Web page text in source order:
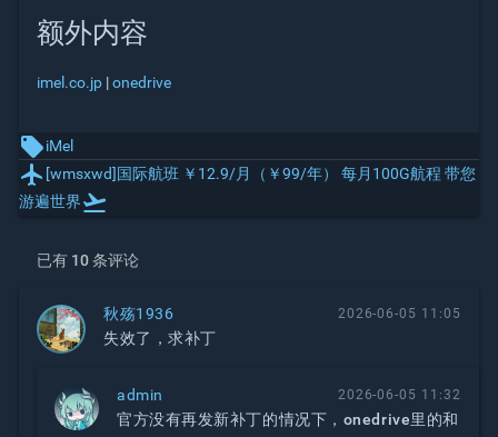
额外内容
imel.co.jp|onedrive
local_offeriMel
local_airport [wmsxwd]国际航班 ￥12.9/月（￥99/年） 每月100G航程 带您
游遍世界flight_takeoff
已有 10 条评论
秋殇1936 2026-06-05 11:05
失效了，求补丁
admin 2026-06-05 11:32
官方没有再发新补丁的情况下，onedrive里的和